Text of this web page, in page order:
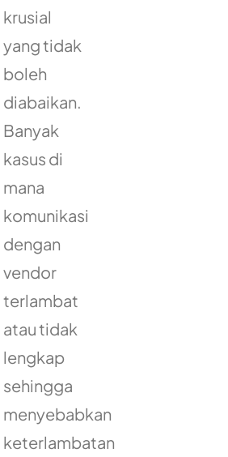
krusial
yang tidak
boleh
diabaikan.
Banyak
kasus di
mana
komunikasi
dengan
vendor
terlambat
atau tidak
lengkap
sehingga
menyebabkan
keterlambatan